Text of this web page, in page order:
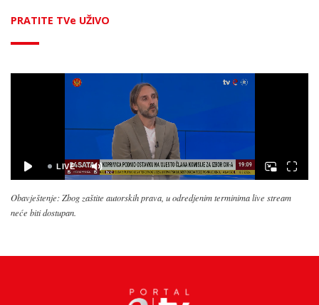
PRATITE TVe UŽIVO
Obavještenje: Zbog zaštite autorskih prava, u odredjenim terminima live stream
neće biti dostupan.